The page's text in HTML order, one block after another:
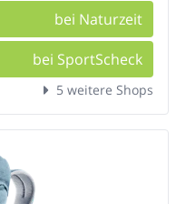
bei Naturzeit
bei SportScheck
5 weitere Shops